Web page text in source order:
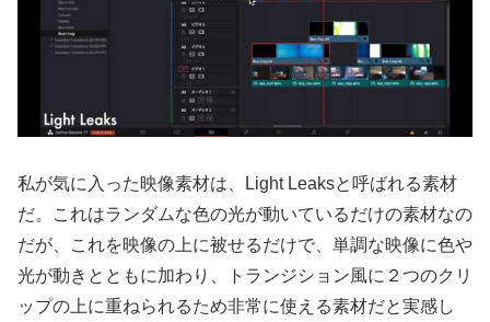
私が気に入った映像素材は、Light Leaksと呼ばれる素材
だ。これはランダムな色の光が動いているだけの素材なの
だが、これを映像の上に被せるだけで、単調な映像に色や
光が動きとともに加わり、トランジション風に２つのクリ
ップの上に重ねられるため非常に使える素材だと実感し